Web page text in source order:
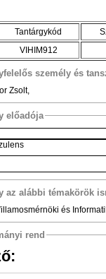
Tantárgykód
VIHIM912
személy és
Zsolt,
előadója
az alábbi témakörök
és
rend